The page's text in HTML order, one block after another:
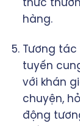
thức
hàng.
Tương
tuyến
với khán
chuyện,
động